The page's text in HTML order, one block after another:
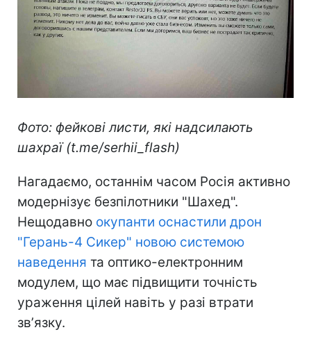
Фото: фейкові листи, які надсилають
шахраї (t.me/serhii_flash)
Нагадаємо, останнім часом Росія активно
модернізує безпілотники "Шахед".
Нещодавно окупанти оснастили дрон
"Герань-4 Сикер" новою системою
наведення та оптико-електронним
модулем, що має підвищити точність
ураження цілей навіть у разі втрати
звʼязку.